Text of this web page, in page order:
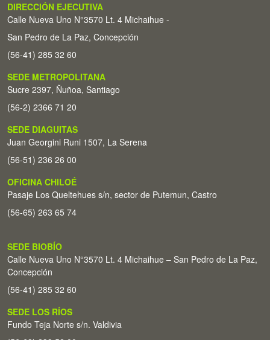
DIRECCIÓN EJECUTIVA
Calle Nueva Uno N°3570 Lt. 4 Michaihue -
San Pedro de La Paz, Concepción
(56-41) 285 32 60
SEDE METROPOLITANA
Sucre 2397, Ñuñoa, Santiago
(56-2) 2366 71 20
SEDE DIAGUITAS
Juan Georgini Runi 1507, La Serena
(56-51) 236 26 00
OFICINA CHILOÉ
Pasaje Los Queltehues s/n, sector de Putemun, Castro
(56-65) 263 65 74
SEDE BIOBÍO
Calle Nueva Uno N°3570 Lt. 4 Michaihue – San Pedro de La Paz,
Concepción
(56-41) 285 32 60
SEDE LOS RÍOS
Fundo Teja Norte s/n. Valdivia